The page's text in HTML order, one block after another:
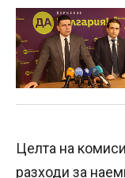
Целта на
разходи за